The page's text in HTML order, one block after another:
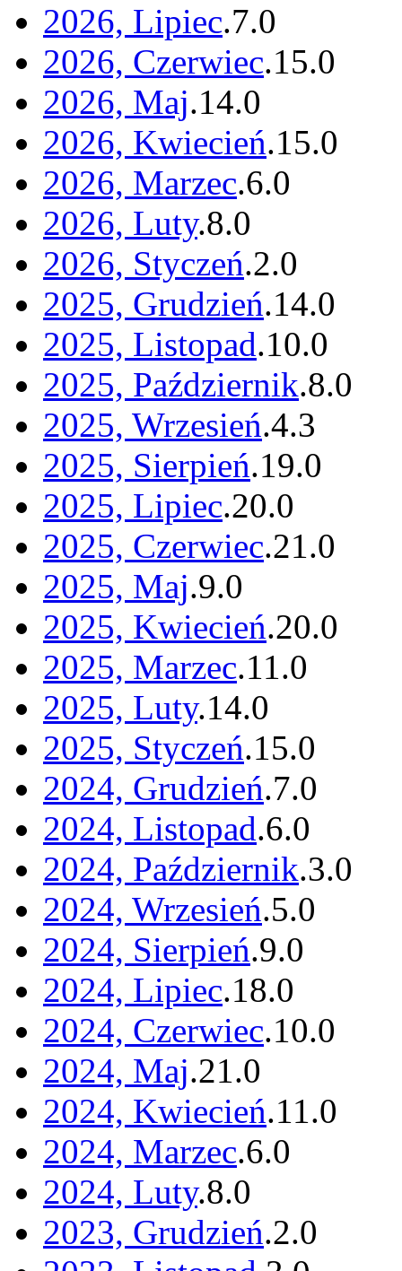
2026, Lipiec.7.0
2026, Czerwiec.15.0
2026, Maj.14.0
2026, Kwiecień.15.0
2026, Marzec.6.0
2026, Luty.8.0
2026, Styczeń.2.0
2025, Grudzień.14.0
2025, Listopad.10.0
2025, Październik.8.0
2025, Wrzesień.4.3
2025, Sierpień.19.0
2025, Lipiec.20.0
2025, Czerwiec.21.0
2025, Maj.9.0
2025, Kwiecień.20.0
2025, Marzec.11.0
2025, Luty.14.0
2025, Styczeń.15.0
2024, Grudzień.7.0
2024, Listopad.6.0
2024, Październik.3.0
2024, Wrzesień.5.0
2024, Sierpień.9.0
2024, Lipiec.18.0
2024, Czerwiec.10.0
2024, Maj.21.0
2024, Kwiecień.11.0
2024, Marzec.6.0
2024, Luty.8.0
2023, Grudzień.2.0